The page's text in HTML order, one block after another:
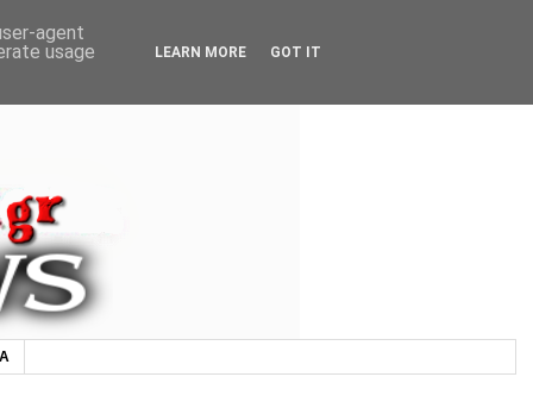
agent
usage
LEARN MORE GOT IT